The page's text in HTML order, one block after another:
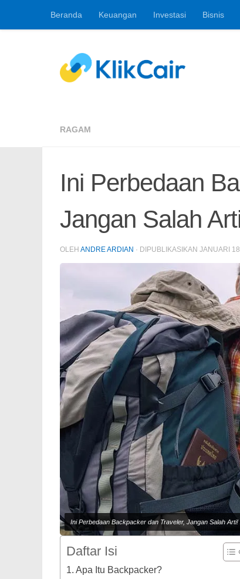
Skip to content
Beranda Keuangan Investasi Bisnis
RAGAM
Ini Perbedaan
Jangan Salah
OLEH ANDRE ARDIAN · DIPUBLIKASIKAN JANUARI
Ini Perbedaan Backpacker dan Traveler, Jangan Salah
Daftar Isi
Apa Itu Backpacker?